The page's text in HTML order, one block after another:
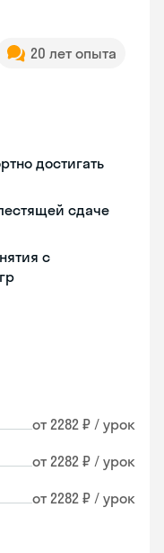
20 лет опыта
достигать
сдаче
с
от 2282 ₽ / урок
от 2282 ₽ / урок
от 2282 ₽ / урок